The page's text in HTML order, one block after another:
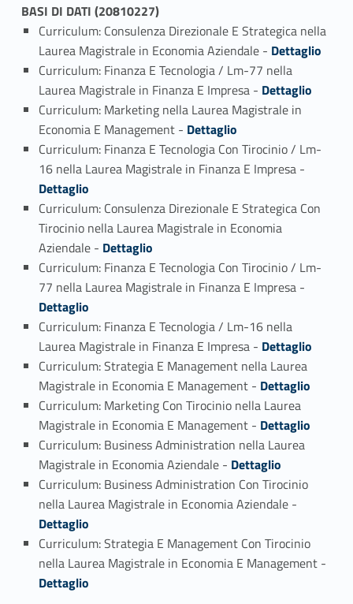
BASI DI DATI (20810227)
Curriculum: Consulenza Direzionale E Strategica nella
Laurea Magistrale in Economia Aziendale - Link identifier #identifier_person_35559-1
Dettaglio
Curriculum: Finanza E Tecnologia / Lm-77 nella
Laurea Magistrale in Finanza E Impresa - Link identifier #identifier_person_194271-2
Dettaglio
Curriculum: Marketing nella Laurea Magistrale in
Economia E Management - Link identifier #identifier_person_64806-3
Dettaglio
Curriculum: Finanza E Tecnologia Con Tirocinio / Lm-
16 nella Laurea Magistrale in Finanza E Impresa -
Dettaglio
Curriculum: Consulenza Direzionale E Strategica Con
Tirocinio nella Laurea Magistrale in Economia
Aziendale - Link identifier #identifier_person_10328-5
Dettaglio
Curriculum: Finanza E Tecnologia Con Tirocinio / Lm-
77 nella Laurea Magistrale in Finanza E Impresa -
Dettaglio
Curriculum: Finanza E Tecnologia / Lm-16 nella
Laurea Magistrale in Finanza E Impresa - Link identifier #identifier_person_133409-7
Dettaglio
Curriculum: Strategia E Management nella Laurea
Magistrale in Economia E Management - Link identifier #identifier_person_32162-8
Dettaglio
Curriculum: Marketing Con Tirocinio nella Laurea
Magistrale in Economia E Management - Link identifier #identifier_person_159266-9
Dettaglio
Curriculum: Business Administration nella Laurea
Magistrale in Economia Aziendale - Link identifier #identifier_person_46593-10
Dettaglio
Curriculum: Business Administration Con Tirocinio
nella Laurea Magistrale in Economia Aziendale -
Dettaglio
Curriculum: Strategia E Management Con Tirocinio
nella Laurea Magistrale in Economia E Management -
Dettaglio